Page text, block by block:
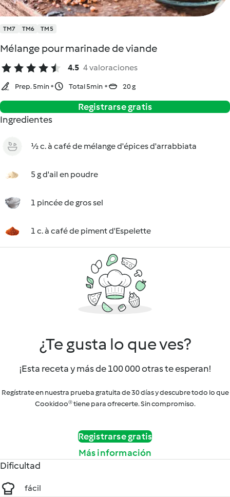
TM7 TM6 TM5
Mélange pour marinade de viande
4.5 4 valoraciones
Prep. 5min Total 5min 20 g
Registrarse gratis
Ingredientes
½ c. à café de mélange d'épices d'arrabbiata
5 g d'ail en poudre
1 pincée de gros sel
1 c. à café de piment d'Espelette
¿Te gusta lo que ves?
¡Esta receta y más de 100 000 otras te esperan!
Regístrate en nuestra prueba gratuita de 30 días y descubre todo lo que
Cookidoo® tiene para ofrecerte. Sin compromiso.
Registrarse gratis
Más información
Dificultad
fácil